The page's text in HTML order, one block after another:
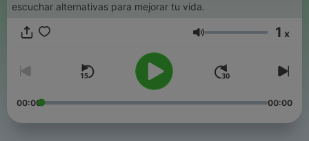
escuchar alternativas para mejorar tu vida.
Volumen 1 x
00:00 00:00